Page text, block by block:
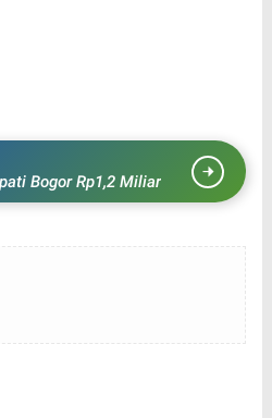
Bogor Rp1,2 Miliar